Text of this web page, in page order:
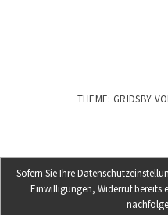
THEME: GRIDSBY
Sofern Sie Ihre
Einwilligungen, Widerruf bereits